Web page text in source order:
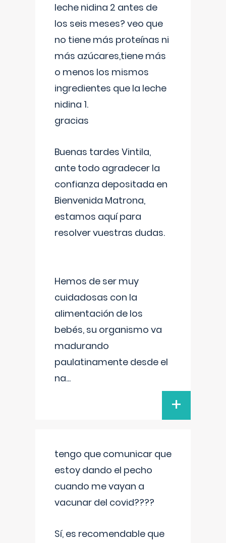
leche nidina 2 antes de
los seis meses? veo que
no tiene más proteínas ni
más azúcares,tiene más
o menos los mismos
ingredientes que la leche
nidina 1.
gracias
Buenas tardes Vintila,
ante todo agradecer la
confianza depositada en
Bienvenida Matrona,
estamos aquí para
resolver vuestras dudas.
Hemos de ser muy
cuidadosas con la
alimentación de los
bebés, su organismo va
madurando
paulatinamente desde el
na...
+
tengo que comunicar que
estoy dando el pecho
cuando me vayan a
vacunar del covid????
Sí, es recomendable que